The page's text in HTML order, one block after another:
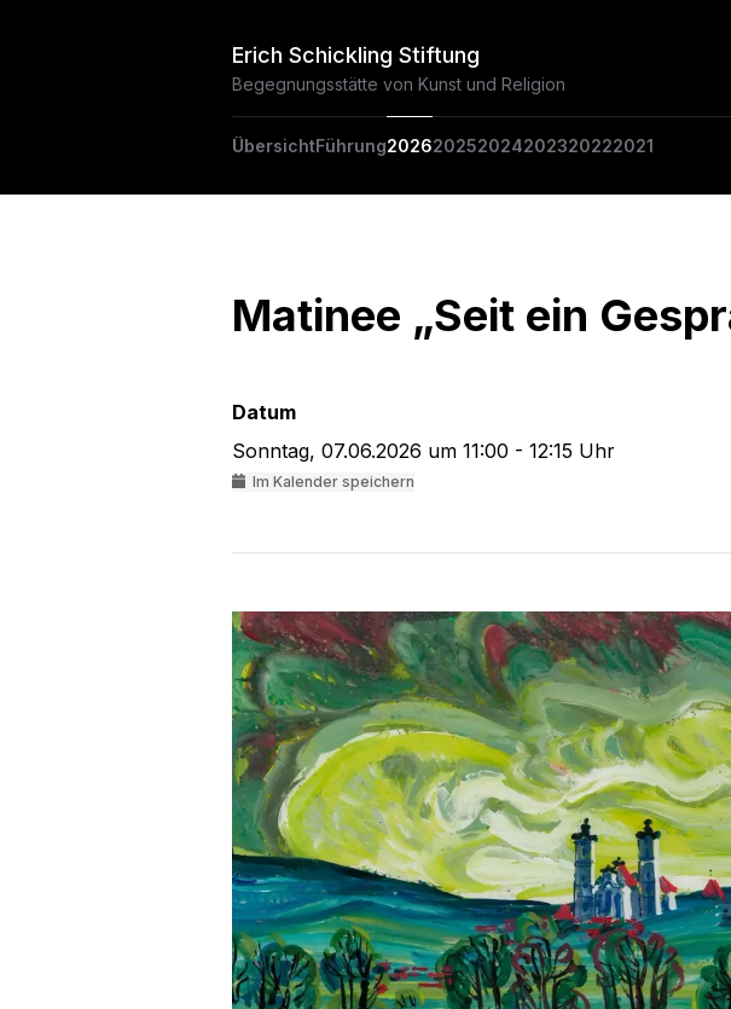
Erich Schickling Stiftung
Begegnungsstätte von Kunst und Religion
ÜbersichtFührung202620252024202320222021
Matinee „Seit ein
Datum
Sonntag, 07.06.2026 um 11:00 - 12:15 Uhr
Im Kalender speichern